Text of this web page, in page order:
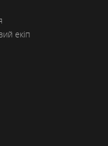
екіп